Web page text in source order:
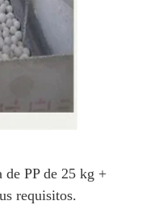
de PP de 25 kg +
requisitos.